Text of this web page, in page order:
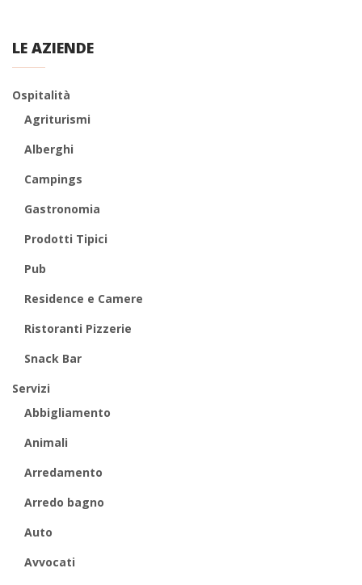
LE AZIENDE
Ospitalità
Agriturismi
Alberghi
Campings
Gastronomia
Prodotti Tipici
Pub
Residence e Camere
Ristoranti Pizzerie
Snack Bar
Servizi
Abbigliamento
Animali
Arredamento
Arredo bagno
Auto
Avvocati